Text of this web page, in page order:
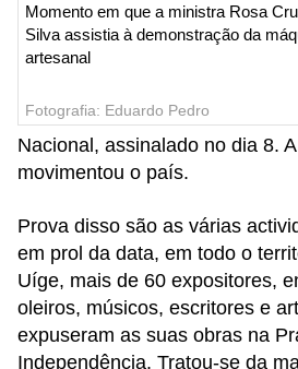
Momento em que a ministra Rosa
Silva assistia à demonstração da
artesanal
Fotografia: Eduardo Pedro
Nacional, assinalado no dia 8.
movimentou o país.
Prova disso são as várias
em prol da data, em todo o
Uíge, mais de 60 expositores,
oleiros, músicos, escritores e
expuseram as suas obras na
Independência. Tratou-se da